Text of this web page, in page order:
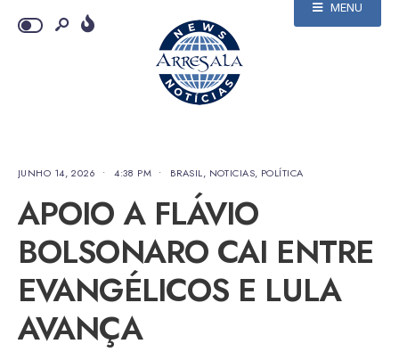
MENU
JUNHO 14, 2026 • 4:38 PM • BRASIL, NOTICIAS, POLÍTICA
APOIO A FLÁVIO
BOLSONARO CAI ENTRE
EVANGÉLICOS E LULA
AVANÇA